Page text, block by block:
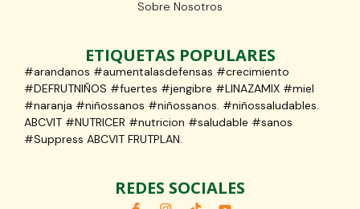
Sobre Nosotros
ETIQUETAS POPULARES
#arandanos #aumentalasdefensas #crecimiento
#DEFRUTNIÑOS #fuertes #jengibre #LINAZAMIX #miel
#naranja #niñossanos #niñossanos. #niñossaludables.
ABCVIT #NUTRICER #nutricion #saludable #sanos
#Suppress ABCVIT FRUTPLAN.
REDES SOCIALES